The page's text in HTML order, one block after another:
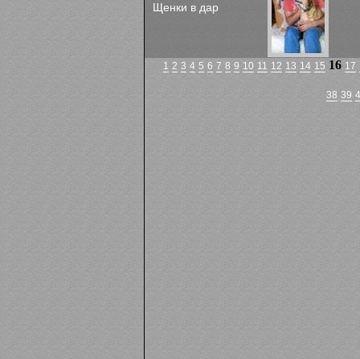
Щенки в дар
1 2 3 4 5 6 7 8 9 10 11 12 13 14 15 16 17
38 39